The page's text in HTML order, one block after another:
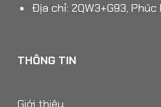
Địa chỉ: 2QW3+G93, Phúc
THÔNG TIN
Giới thiệu